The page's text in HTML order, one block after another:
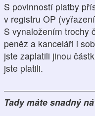
S povinností platby
v registru OP
S vynaložením trochy
peněz a kanceláři i
jste zaplatili jinou
jste platili.
Tady máte snadný